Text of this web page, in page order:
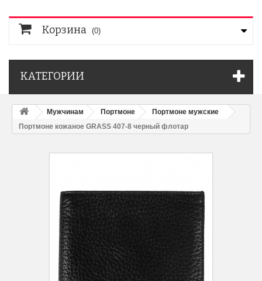
Корзина (0)
КАТЕГОРИИ
Мужчинам Портмоне
Портмоне мужские
Портмоне кожаное GRASS 407-8 черный флотар